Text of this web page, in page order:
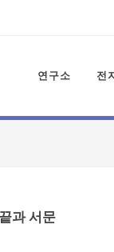
연구소 전
과 서문